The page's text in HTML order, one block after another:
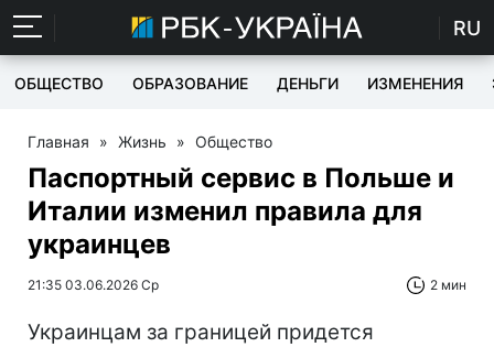
RU
ОБЩЕСТВО ОБРАЗОВАНИЕ ДЕНЬГИ ИЗМЕНЕНИЯ
Главная » Жизнь » Общество
Паспортный сервис в Польше и
Италии изменил правила для
украинцев
21:35 03.06.2026 Ср 2 мин
Украинцам за границей придется